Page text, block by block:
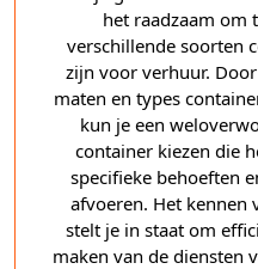
het raadzaam om
verschillende soorten
zijn voor verhuur.
maten en types
kun je een
container kiezen die
specifieke behoeften
afvoeren. Het kennen
stelt je in staat om
maken van de diensten